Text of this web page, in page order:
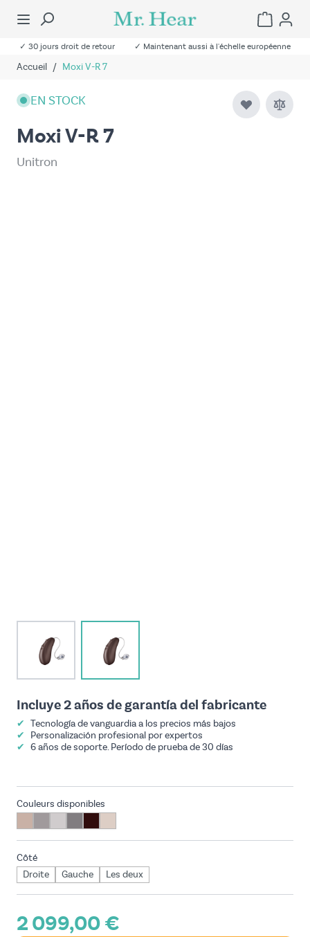
✓ 30 jours droit de retour ✓ Maintenant aussi à l'échelle européenne
Accueil / Moxi V-R 7
Moxi V-R 7
Unitron
Incluye 2 años de garantía del fabricante
✔ Tecnología de vanguardia a los precios más bajos
✔
Personalización profesional por expertos
✔ 6 años de soporte. Período de prueba de 30 días
EN STOCK
Couleurs disponibles
Côté
Droite
Gauche Les deux
2 099,00 €